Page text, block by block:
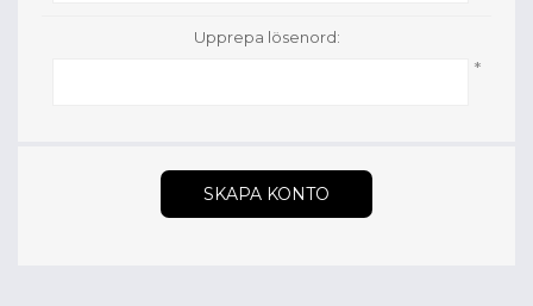
Upprepa lösenord:
*